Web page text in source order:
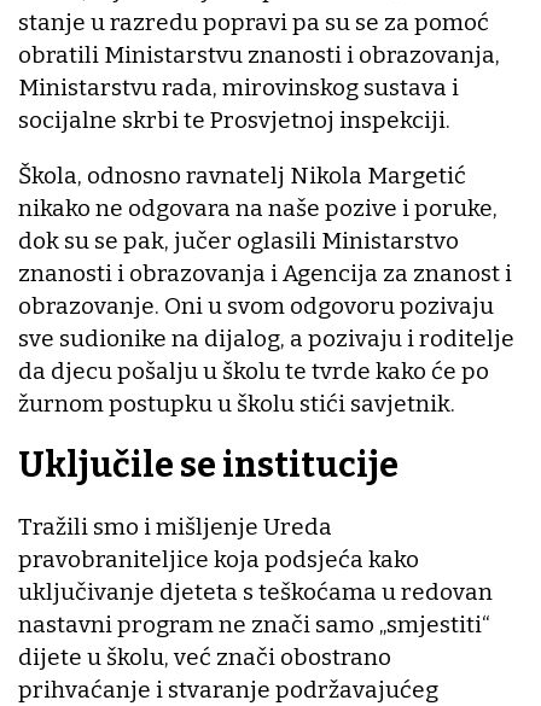
stanje u razredu popravi pa su se za pomoć
obratili Ministarstvu znanosti i obrazovanja,
Ministarstvu rada, mirovinskog sustava i
socijalne skrbi te Prosvjetnoj inspekciji.
Škola, odnosno ravnatelj Nikola Margetić
nikako ne odgovara na naše pozive i poruke,
dok su se pak, jučer oglasili Ministarstvo
znanosti i obrazovanja i Agencija za znanost i
obrazovanje. Oni u svom odgovoru pozivaju
sve sudionike na dijalog, a pozivaju i roditelje
da djecu pošalju u školu te tvrde kako će po
žurnom postupku u školu stići savjetnik.
Uključile se institucije
Tražili smo i mišljenje Ureda
pravobraniteljice koja podsjeća kako
uključivanje djeteta s teškoćama u redovan
nastavni program ne znači samo „smjestiti“
dijete u školu, već znači obostrano
prihvaćanje i stvaranje podržavajućeg